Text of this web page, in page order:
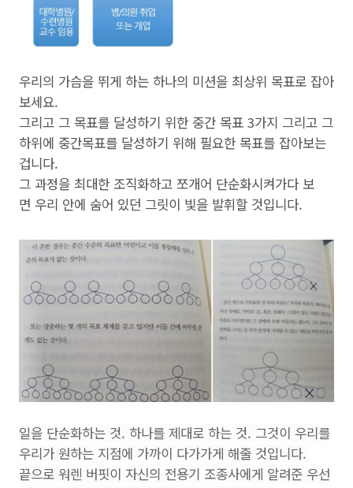
우리의 가슴을 뛰게 하는 하나의 미션을 최상위 목표로 잡아
보세요.
그리고 그 목표를 달성하기 위한 중간 목표 3가지 그리고 그
하위에 중간목표를 달성하기 위해 필요한 목표를 잡아보는
겁니다.
그 과정을 최대한 조직화하고 쪼개어 단순화시켜가다 보
면 우리 안에 숨어 있던 그릿이 빛을 발휘할 것입니다.
일을 단순화하는 것. 하나를 제대로 하는 것. 그것이 우리를
우리가 원하는 지점에 가까이 다가가게 해줄 것입니다.
끝으로 워렌 버핏이 자신의 전용기 조종사에게 알려준 우선